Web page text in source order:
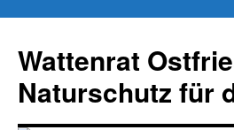
springen
Wattenrat
Naturschutz für